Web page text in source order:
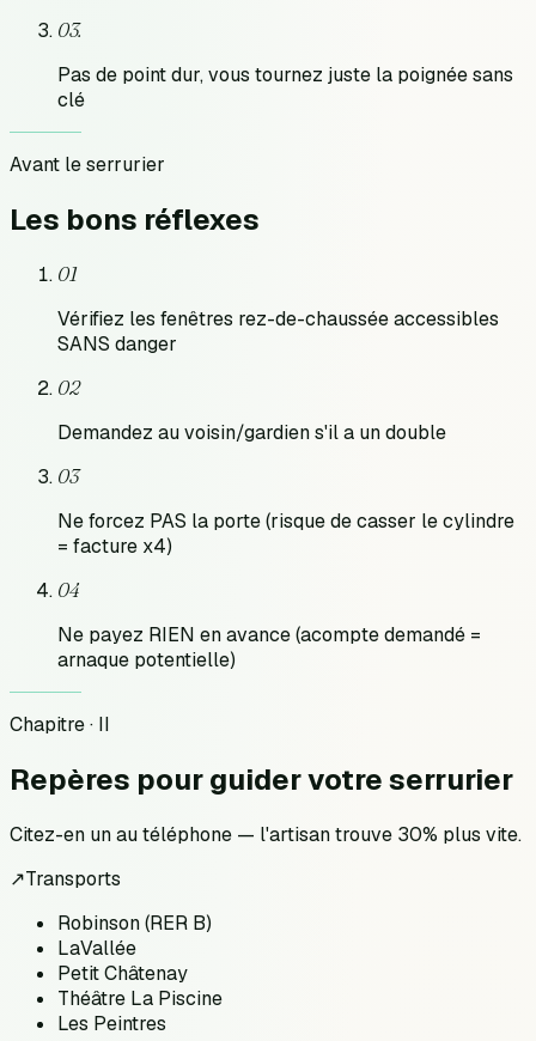
03.
Pas de point dur, vous tournez juste la poignée sans
clé
Avant le serrurier
Les bons réflexes
01
Vérifiez les fenêtres rez-de-chaussée accessibles
SANS danger
02
Demandez au voisin/gardien s'il a un double
03
Ne forcez PAS la porte (risque de casser le cylindre
= facture x4)
04
Ne payez RIEN en avance (acompte demandé =
arnaque potentielle)
Chapitre · II
Repères pourguider votre serrurier
Citez-en un au téléphone — l'artisan trouve 30% plus vite.
↗Transports
Robinson (RER B)
LaVallée
Petit Châtenay
Théâtre La Piscine
Les Peintres